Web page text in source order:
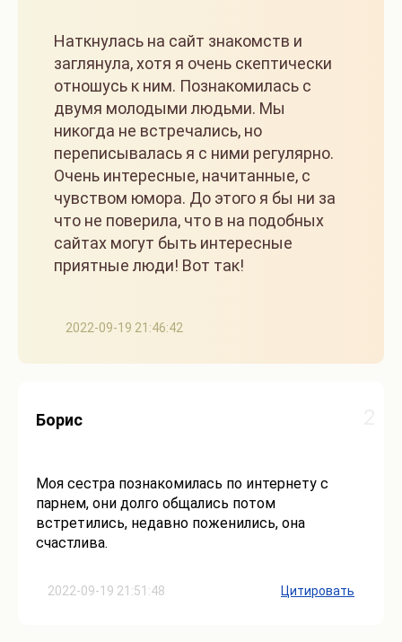
2022-09-19 21:46:42
Наткнулась на сайт знакомств и
заглянула, хотя я очень скептически
отношусь к ним. Познакомилась с
двумя молодыми людьми. Мы
никогда не встречались, но
переписывалась я с ними регулярно.
Очень интересные, начитанные, с
чувством юмора. До этого я бы ни за
что не поверила, что в на подобных
сайтах могут быть интересные
приятные люди! Вот так!
2022-09-19 21:51:48
Борис
Моя сестра познакомилась по интернету с
парнем, они долго общались потом
встретились, недавно поженились, она
счастлива.
Цитировать